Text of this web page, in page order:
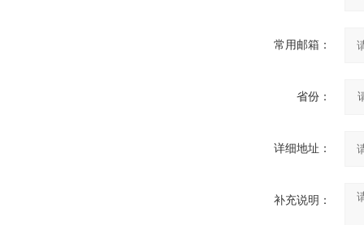
常用邮箱：
省份：
详细地址：
补充说明：